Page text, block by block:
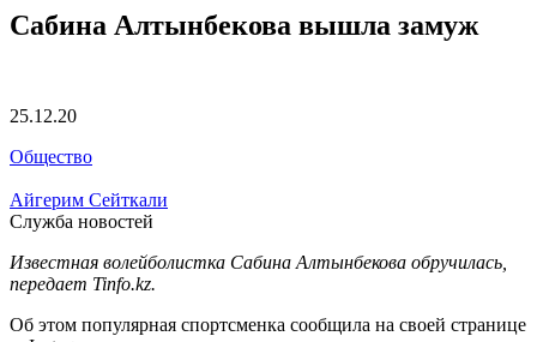
Сабина Алтынбекова вышла замуж
25.12.20
Общество
Айгерим Сейткали
Служба новостей
Известная волейболистка Сабина Алтынбекова обручилась,
передает Tinfo.kz.
Об этом популярная спортсменка сообщила на своей странице